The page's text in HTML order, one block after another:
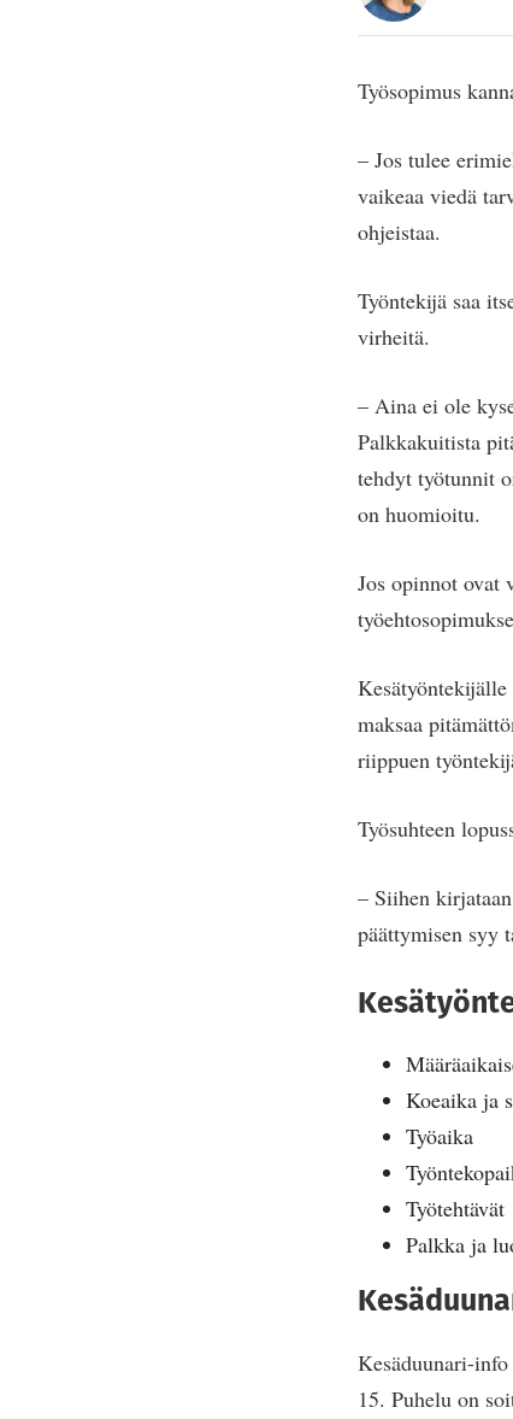
Työsopimus
– Jos tulee
vaikeaa viedä
ohjeistaa.
Työntekijä saa
virheitä.
– Aina ei ole
Palkkakuitista
tehdyt työtunnit
on huomioitu.
Jos opinnot ovat
maksaa
riippuen
Työsuhteen
– Siihen
päättymisen syy
Koeaika ja
Työaika
Työtehtävät
Palkka ja
Kesäduunari-
15. Puhelu on